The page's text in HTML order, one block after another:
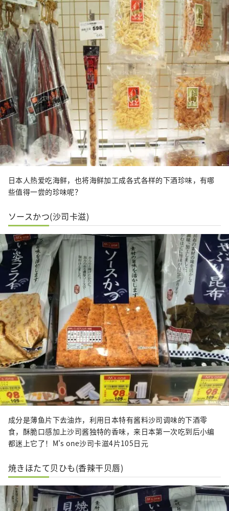
日本人热爱吃海鲜，也将海鲜加工成各式各样的下酒珍味，有哪
些值得一尝的珍味呢？
ソースかつ(沙司卡滋)
成分是薄鱼片下去油炸，利用日本特有酱料沙司调味的下酒零
食，酥脆口感加上沙司酱独特的香味，来日本第一次吃到后小编
都迷上它了！M's one沙司卡滋4片105日元
焼きほたて贝ひも(香辣干贝唇)